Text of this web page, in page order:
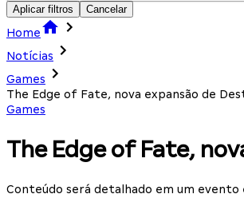
Aplicar filtros Cancelar
Home
Notícias
Games
The Edge of Fate, nova expansão de
Games
The Edge of Fate,
Conteúdo será detalhado em um evento